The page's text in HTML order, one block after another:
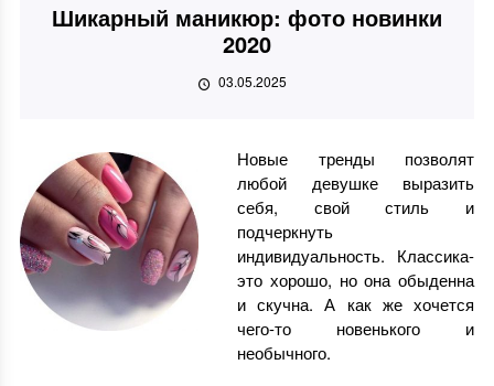
Шикарный маникюр: фото новинки
2020
03.05.2025
Новые тренды позволят
любой девушке выразить
себя, свой стиль и
подчеркнуть
индивидуальность. Классика-
это хорошо, но она обыденна
и скучна. А как же хочется
чего-то новенького и
необычного.